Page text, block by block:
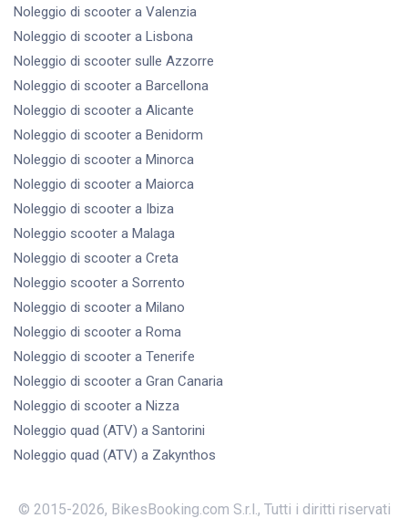
Noleggio di scooter a Valenzia
Noleggio di scooter a Lisbona
Noleggio di scooter sulle Azzorre
Noleggio di scooter a Barcellona
Noleggio di scooter a Alicante
Noleggio di scooter a Benidorm
Noleggio di scooter a Minorca
Noleggio di scooter a Maiorca
Noleggio di scooter a Ibiza
Noleggio scooter a Malaga
Noleggio di scooter a Creta
Noleggio scooter a Sorrento
Noleggio di scooter a Milano
Noleggio di scooter a Roma
Noleggio di scooter a Tenerife
Noleggio di scooter a Gran Canaria
Noleggio di scooter a Nizza
Noleggio quad (ATV) a Santorini
Noleggio quad (ATV) a Zakynthos
© 2015-2026, BikesBooking.com S.r.l., Tutti i diritti riservati